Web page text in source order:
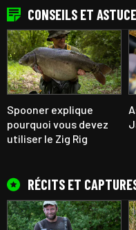
CONSEILS ET
Spooner explique
pourquoi vous devez
utiliser le Zig Rig
RÉCITS ET